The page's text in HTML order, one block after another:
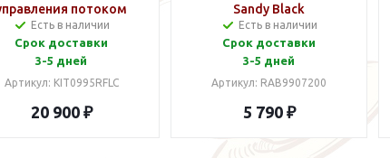
потоком
группы Е61
Есть в наличии
Срок доставки
3-5 дней
Артикул: KIT0995RFLC
20 900 ₽
Sandy Black
Есть в наличии
Срок доставки
3-5 дней
Артикул: RAB9907200
5 790 ₽